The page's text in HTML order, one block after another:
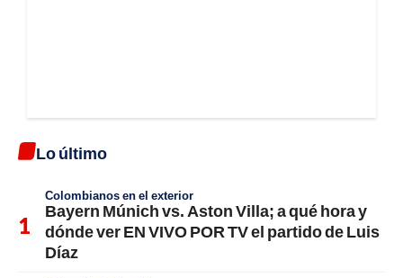
Lo último
Colombianos en el exterior
Bayern Múnich vs. Aston Villa; a qué hora y
dónde ver EN VIVO POR TV el partido de Luis
Díaz